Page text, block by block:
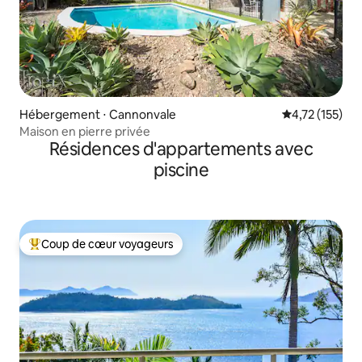
Hébergement ⋅ Cannonvale Évaluation
4,72 (155)
Maison en pierre privée
Résidences d'appartements avec
piscine
Coups de cœur voyageurs les plus appréciés
Coup de cœur voyageurs